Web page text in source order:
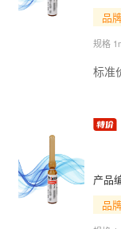
品
规格
标准
产品
品